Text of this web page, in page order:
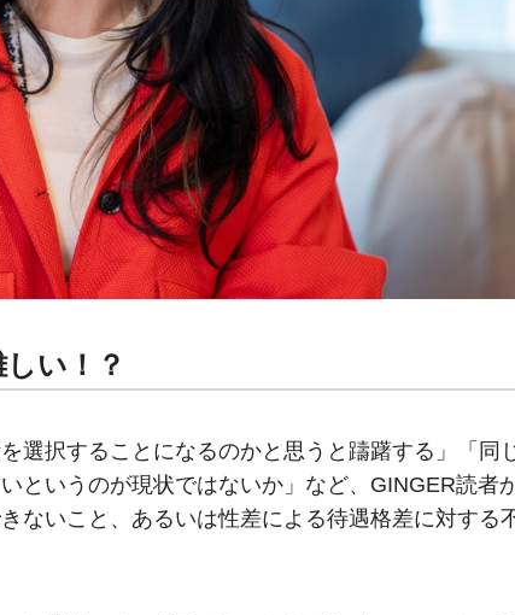
い！？
選択することになるのかと思うと躊躇する」「同
というのが現状ではないか」など、GINGER読者
ないこと、あるいは性差による待遇格差に対する